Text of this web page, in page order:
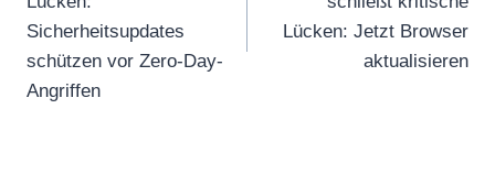
Sicherheitsupdates
schützen vor Zero-Day-
Angriffen
Lücken: Jetzt Browser
aktualisieren